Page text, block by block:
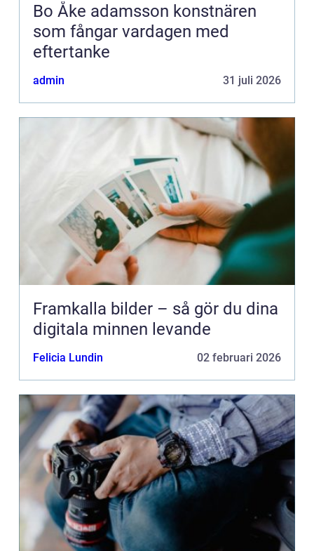
Bo Åke adamsson konstnären
som fångar vardagen med
eftertanke
admin 31 juli 2026
Framkalla bilder – så gör du dina
digitala minnen levande
Felicia Lundin 02 februari 2026